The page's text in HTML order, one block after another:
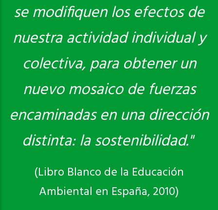
se modifiquen los efectos de
nuestra actividad individual y
colectiva, para obtener un
nuevo mosaico de fuerzas
encaminadas en una dirección
distinta: la sostenibilidad."
(Libro Blanco de la Educación
Ambiental en España, 2010)